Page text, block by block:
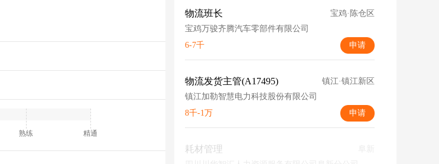
熟练 精通
物流班长
宝鸡·陈仓区
宝鸡万骏齐腾汽车零部件有限公司
6-7千
申请
物流发货主管(A17495)
镇江·镇江新区
镇江加勒智慧电力科技股份有限公司
8千-1万
申请
耗材管理